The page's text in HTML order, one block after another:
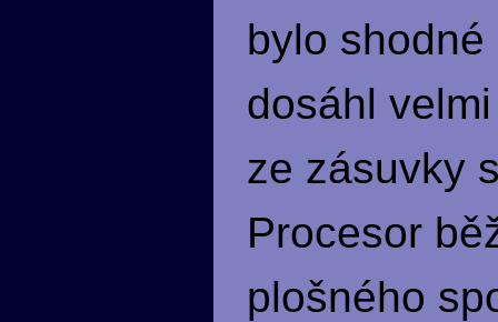
bylo
dosáhl
ze zásuvky
Procesor
plošného